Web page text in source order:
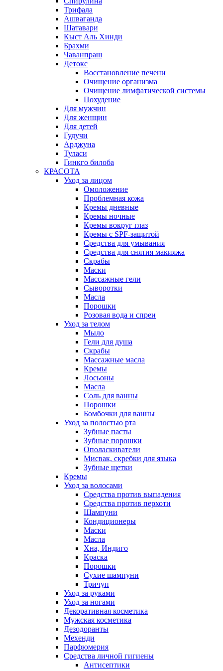
Трифала
Ашваганда
Шатавари
Кыст Аль Хинди
Брахми
Чаванпраш
Детокс
Восстановление печени
Очищение организма
Очищение лимфатической системы
Похудение
Для мужчин
Для женщин
Для детей
Гудучи
Арджуна
Туласи
Гинкго билоба
КРАСОТА
Уход за лицом
Омоложение
Проблемная кожа
Кремы дневные
Кремы ночные
Кремы вокруг глаз
Кремы с SPF-защитой
Средства для умывания
Средства для снятия макияжа
Скрабы
Маски
Массажные гели
Сыворотки
Масла
Порошки
Розовая вода и спреи
Уход за телом
Мыло
Гели для душа
Скрабы
Массажные масла
Кремы
Лосьоны
Масла
Соль для ванны
Порошки
Бомбочки для ванны
Уход за полостью рта
Зубные пасты
Зубные порошки
Ополаскиватели
Мисвак, скребки для языка
Зубные щетки
Кремы
Уход за волосами
Средства против выпадения
Средства против перхоти
Шампуни
Кондиционеры
Маски
Масла
Хна, Индиго
Краска
Порошки
Сухие шампуни
Тричуп
Уход за руками
Уход за ногами
Декоративная косметика
Мужская косметика
Дезодоранты
Мехенди
Парфюмерия
Средства личной гигиены
Антисептики